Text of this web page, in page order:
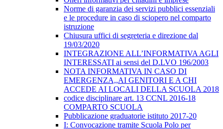
Norme di garanzia dei servizi pubblici essenziali
e le procedure in caso di sciopero nel comparto
istruzione
Chiusura uffici di segreteria e direzione dal
19/03/2020
INTEGRAZIONE ALL’INFORMATIVA AGLI
INTERESSATI ai sensi del D.LVO 196/2003
NOTA INFORMATIVA IN CASO DI
EMERGENZA,,AI GENITORI E A CHI
ACCEDE AI LOCALI DELLA SCUOLA 2018
codice disciplinare art. 13 CCNL 2016-18
COMPARTO SCUOLA
Pubblicazione graduatorie istituto 2017-20
I: Convocazione tramite Scuola Polo per